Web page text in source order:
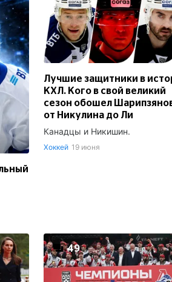
Лучшие защитники в
КХЛ. Кого в свой великий
сезон обошел
от Никулина до Ли
Канадцы и Никишин.
Хоккей 19 июня
49